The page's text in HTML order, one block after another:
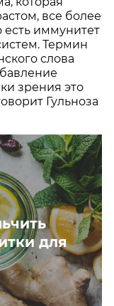
все более
есть иммунитет
Термин
слова
зрения это
Гульноза
для